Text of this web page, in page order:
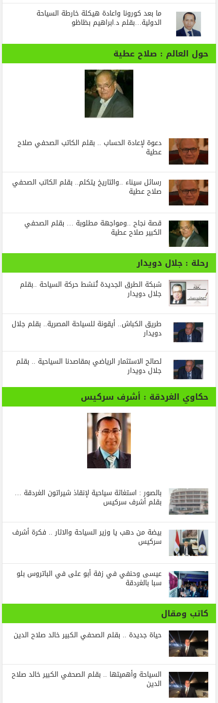
ما بعد كورونا واعادة هيكلة خارطة السياحة
الدولية…بقلم د.ابراهيم بظاظو
حول العالم : صلاح عطية
دعوة لإعادة الحساب .. بقلم الكاتب الصحفي صلاح
عطية
رسائل‭ ‬سيناء‭.. ‬والتاريخ‭ ‬يتكلم.. بقلم الكاتب الصحفي
صلاح عطية
قصة نجاح ..ومواجهة مطلوبة … بقلم الصحفي
الكبير صلاح عطية
رحلة : جلال دويدار
شبكة الطرق الجديدة تُنشط حركة السياحة ..بقلم
جلال دويدار
طريق الكباش.. أيقونة للسياحة المصرية.. بقلم جلال
دويدار
لصالح الاستثمار الرياضي بمقاصدنا السياحية .. بقلم
جلال دويدار
حكاوي الغردقة : أشرف سركيس
بالصور : استغاثة سياحية لإنقاذ شيراتون الغردقة …
بقلم أشرف سركيس
بيضة من دهب يا وزير السياحة والاثار .. فكرة أشرف
سركيس
عيسى وحنفي في زفة أبو على في الباتروس بلو
سبا بالغردقة
كاتب ومقال
حياة جديدة .. بقلم الصحفي الكبير خالد صلاح الدين
السياحة وأهميتها .. بقلم الصحفي الكبير خالد صلاح
الدين